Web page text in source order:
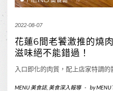
2022-08-07
花蓮6間老饕激推的燒
滋味絕不能錯過！
入口即化的肉質，配上店家特調
MENU 美食誌, 美食深入報導 - byMENU